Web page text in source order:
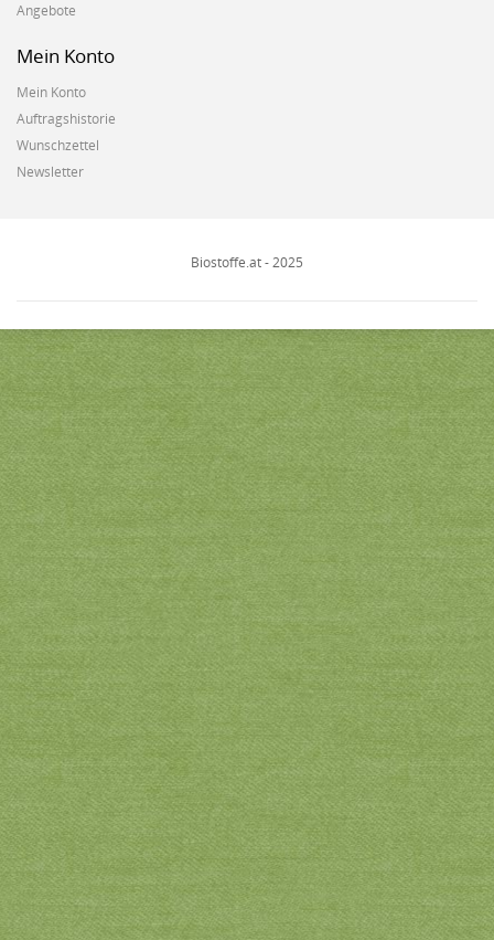
Angebote
Mein Konto
Mein Konto
Auftragshistorie
Wunschzettel
Newsletter
Biostoffe.at - 2025